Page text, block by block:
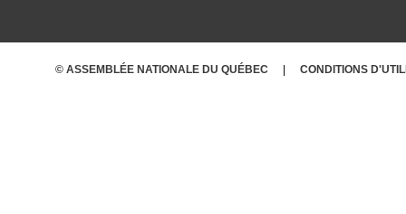
© ASSEMBLÉE NATIONALE DU QUÉBEC CONDITIONS